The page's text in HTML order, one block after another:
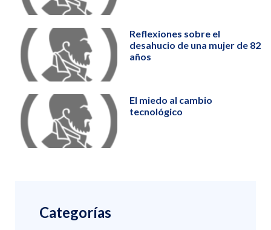
Reflexiones sobre el
desahucio de una mujer de 82
años
El miedo al cambio
tecnológico
Categorías